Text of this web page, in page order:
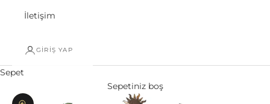
İletişim
GIRIŞ YAP
Sepet
Sepetiniz boş